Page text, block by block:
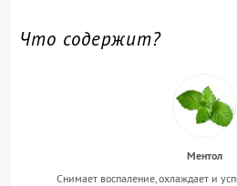
Что содержит?
Ментол
Снимает воспаление, охлаждает и